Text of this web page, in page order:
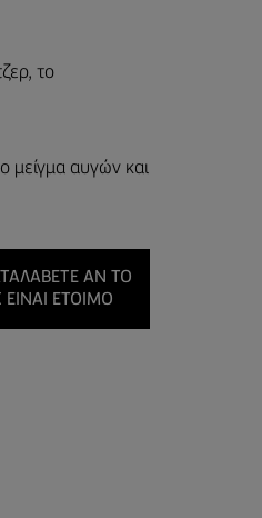
το
μείγμα αυγών και
ΑΝ ΤΟ
ΕΊΝΑΙ ΈΤΟΙΜΟ